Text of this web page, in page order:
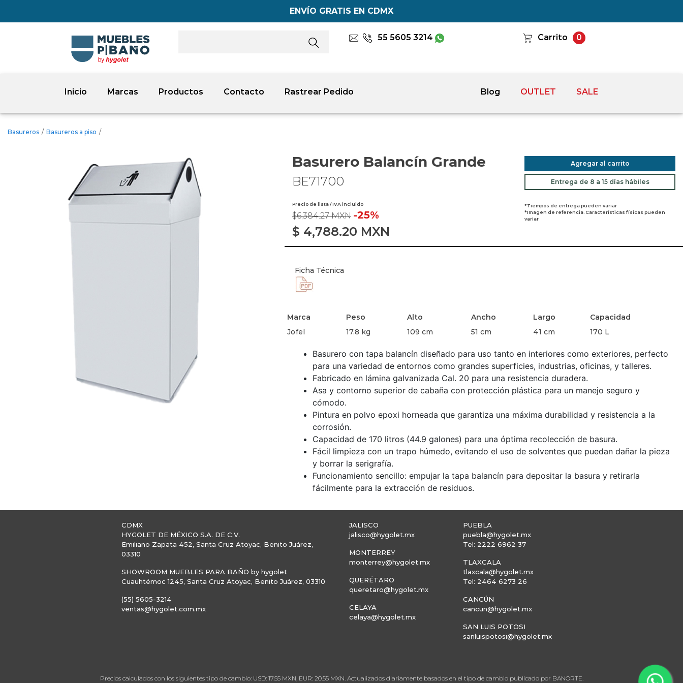
ENVÍO GRATIS EN CDMX
55 5605 3214 Carrito 0
Inicio Marcas Productos Contacto Rastrear Pedido Blog OUTLET SALE
Basureros / Basureros a piso /
Basurero Balancín Grande
BE71700
Precio de lista / IVA incluido
$6,384.27 MXN -25%
$ 4,788.20 MXN
Agregar al carrito
Entrega de 8 a 15 días hábiles
*Tiempos de entrega pueden variar
*Imagen de referencia. Características físicas pueden
variar
Ficha Técnica
Marca Peso Alto Ancho Largo
Capacidad
Jofel
17.8 kg 109 cm 51 cm 41 cm 170 L
Basurero con tapa balancín diseñado para uso tanto en interiores como exteriores, perfecto
para una variedad de entornos como grandes superficies, industrias, oficinas, y talleres.
Fabricado en lámina galvanizada Cal. 20 para una resistencia duradera.
Asa y contorno superior de cabaña con protección plástica para un manejo seguro y
cómodo.
Pintura en polvo epoxi horneada que garantiza una máxima durabilidad y resistencia a la
corrosión.
Capacidad de 170 litros (44.9 galones) para una óptima recolección de basura.
Fácil limpieza con un trapo húmedo, evitando el uso de solventes que puedan dañar la pieza
y borrar la serigrafía.
Funcionamiento sencillo: empujar la tapa balancín para depositar la basura y retirarla
fácilmente para la extracción de residuos.
CDMX
HYGOLET DE MÉXICO S.A. DE C.V.
Emiliano Zapata 452, Santa Cruz Atoyac, Benito Juárez,
03310
SHOWROOM MUEBLES PARA BAÑO by hygolet
Cuauhtémoc 1245, Santa Cruz Atoyac, Benito Juárez, 03310
(55) 5605-3214
ventas@hygolet.com.mx
JALISCO
jalisco@hygolet.mx
MONTERREY
monterrey@hygolet.mx
QUERÉTARO
queretaro@hygolet.mx
CELAYA
celaya@hygolet.mx
PUEBLA
puebla@hygolet.mx
Tel: 2222 6962 37
TLAXCALA
tlaxcala@hygolet.mx
Tel: 2464 6273 26
CANCÚN
cancun@hygolet.mx
SAN LUIS POTOSI
sanluispotosi@hygolet.mx
Precios calculados con los siguientes tipo de cambio: USD: 17.55 MXN, EUR: 20.55 MXN. Actualizados diariamente basados en el tipo de cambio publicado por BANORTE.